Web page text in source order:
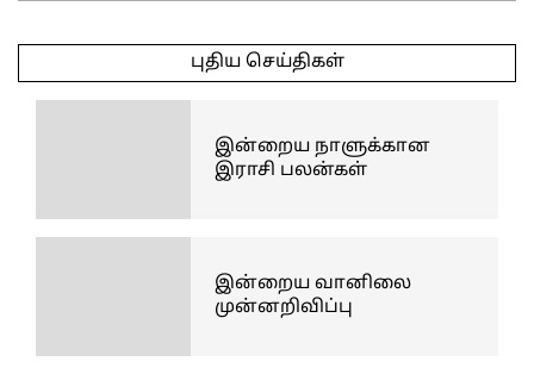
04-
புதிய செய்திகள்
இன்றைய நாளுக்கான
இராசி பலன்கள்
இன்றைய வானிலை
முன்னறிவிப்பு